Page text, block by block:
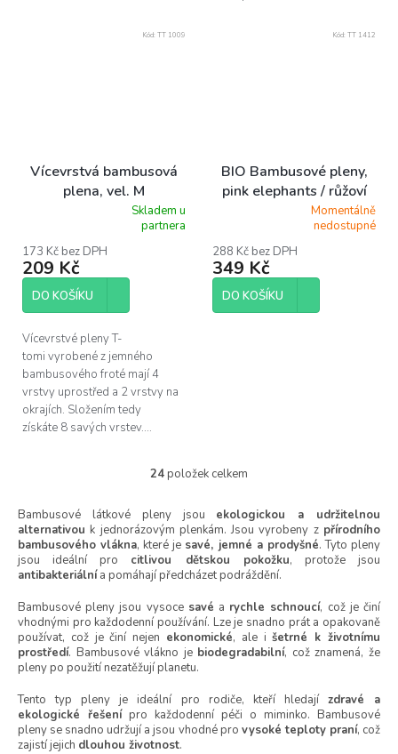
Vícevrstvá bambusová
plena, vel. M
produktu
je
5,0
5
Skladem u
partnera
173 Kč bez DPH
209 Kč
DO KOŠÍKU
Vícevrstvé pleny T-
tomi vyrobené z jemného
bambusového froté mají 4
vrstvy uprostřed a 2 vrstvy na
okrajích. Složením tedy
získáte 8 savých vrstev....
Kód: TT 1009
BIO Bambusové pleny,
pink elephants / růžoví
produktu
je
5,0
5
Momentálně
nedostupné
288 Kč bez DPH
349 Kč
DO KOŠÍKU
Kód: TT 1412
O
l
á
d
a
c
p
r
v
k
v
ý
p
24 položek celkem
Bambusové látkové pleny jsou ekologickou a udržitelnou
alternativou k jednorázovým plenkám. Jsou vyrobeny z přírodního
bambusového vlákna, které je savé, jemné a prodyšné. Tyto pleny
jsou ideální pro citlivou dětskou pokožku, protože jsou
antibakteriálnía pomáhají předcházet podráždění.
Bambusové pleny jsou vysoce savé a rychle schnoucí, což je činí
vhodnými pro každodenní používání. Lze je snadno prát a opakovaně
používat, což je činí nejen ekonomické, ale išetrné k životnímu
prostředí. Bambusové vlákno je biodegradabilní, což znamená, že
pleny po použití nezatěžují planetu.
Tento typ pleny je ideální pro rodiče, kteří hledají zdravé a
ekologické řešenípro každodenní péči o miminko. Bambusové
pleny se snadno udržují a jsou vhodné pro vysoké teploty praní, což
zajistí jejich dlouhou životnost.